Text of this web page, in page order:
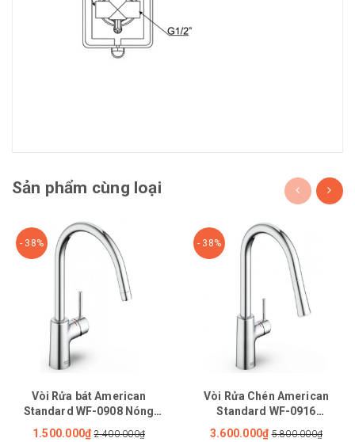
Sản phẩm cùng loại
- 38%
Vòi Rửa bát American
Standard WF-0908 Nóng
Lạnh
1.500.000₫ 2.400.000₫
- 38%
Vòi Rửa Chén American
Standard WF-0916
(1009160000) Nóng Lạnh Rút
3.600.000₫ 5.800.000₫